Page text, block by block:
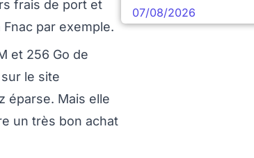
frais de port et
par exemple.
et 256 Go de
le site
éparse. Mais elle
un très bon achat
07/08/2026